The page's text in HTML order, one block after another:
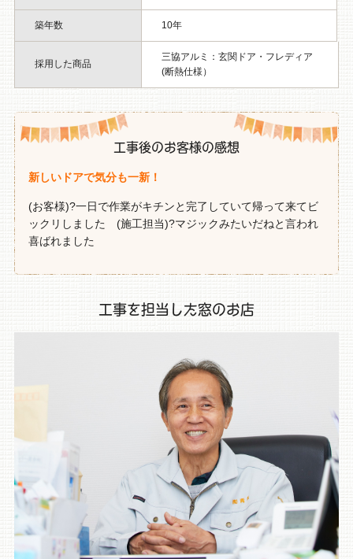
築年数 10年
採用した商品
三協アルミ：玄関ドア・フレディア
(断熱仕様）
工事後のお客様の感想
新しいドアで気分も一新！
(お客様)?一日で作業がキチンと完了していて帰って来てビ
ックリしました (施工担当)?マジックみたいだねと言われ
喜ばれました
工事を担当した窓のお店